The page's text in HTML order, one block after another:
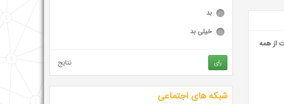
بد
خیلی بد
رای نتایج
شبکه های اجتماعی